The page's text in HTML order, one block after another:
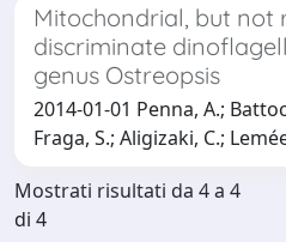
Mitochondrial, but not
discriminate
genus Ostreopsis
2014-01-01 Penna, A.;
Fraga, S.; Aligizaki, C.;
Mostrati risultati da 4 a 4
di 4